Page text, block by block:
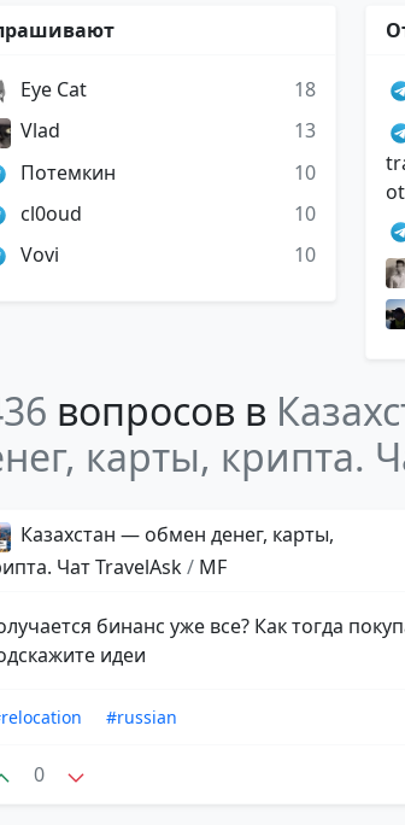
Eye Cat
18
Vlad
13
Потемкин
10
cl0oud
10
Vovi
10
ot
вопросов в
карты, крипта.
Казахстан — обмен денег, карты,
Чат TravelAsk/ MF
бинанс уже все? Как тогда
идеи
#russian
0